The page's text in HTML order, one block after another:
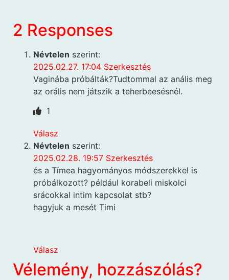
2 Responses
Névtelen szerint:
2025.02.27. 17:04 Szerkesztés
Vaginába próbálták?Tudtommal az anális meg
az orális nem játszik a teherbeesésnél.
1
Válasz
Névtelen szerint:
2025.02.28. 19:57 Szerkesztés
és a Tímea hagyományos módszerekkel is
próbálkozott? például korabeli miskolci
srácokkal intim kapcsolat stb?
hagyjuk a mesét Timi
Válasz
Vélemény, hozzászólás?